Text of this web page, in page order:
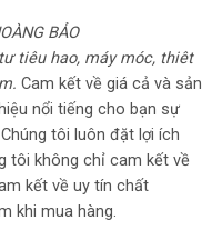
BẢO
tiêu hao, máy móc, thiêt
Cam kết về giá cả và sản
nổi tiếng cho bạn sự
tôi luôn đặt lợi ích
tôi không chỉ cam kết về
kết về uy tín chất
khi mua hàng.